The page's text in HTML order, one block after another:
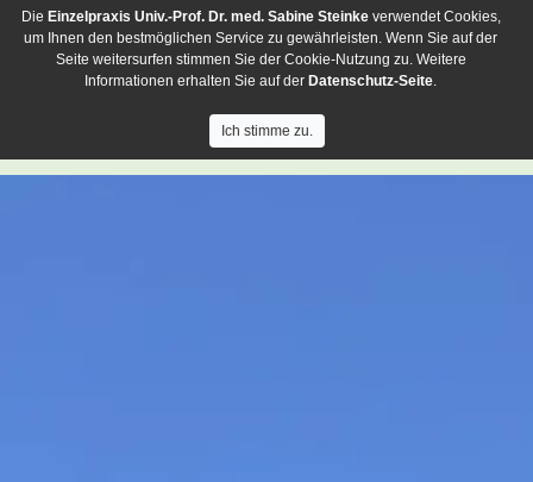
Die Einzelpraxis Univ.-Prof. Dr. med. Sabine Steinke verwendet Cookies,
um Ihnen den bestmöglichen Service zu gewährleisten. Wenn Sie auf der
Seite weitersurfen stimmen Sie der Cookie-Nutzung zu. Weitere
Informationen erhalten Sie auf der Datenschutz-Seite.
Ich stimme zu.